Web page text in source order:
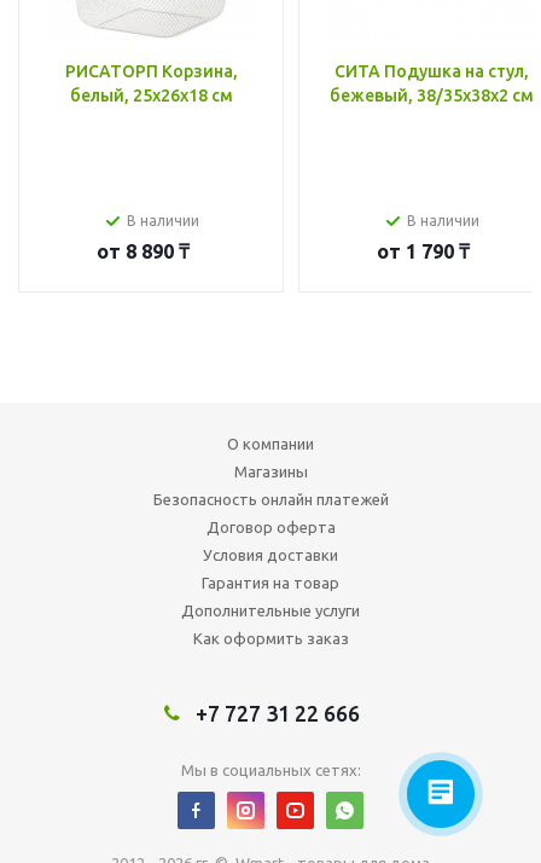
РИСАТОРП Корзина,
белый, 25x26x18 см
В наличии
от 8 890 ₸
СИТА Подушка на стул,
бежевый, 38/35x38x2 см
В наличии
от 1 790 ₸
О компании
Магазины
Безопасность онлайн платежей
Договор оферта
Условия доставки
Гарантия на товар
Дополнительные услуги
Как оформить заказ
+7 727 31 22 666
Мы в социальных сетях: